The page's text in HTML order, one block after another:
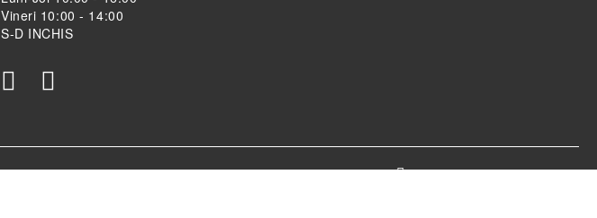
Vineri 10:00 - 14:00
S-D INCHIS
Informatiile mele personale